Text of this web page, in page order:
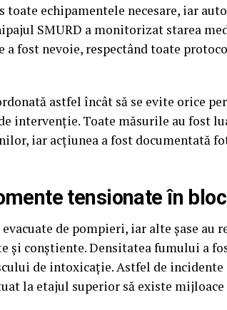
toate echipamentele necesare, iar
SMURD a monitorizat starea
a fost nevoie, respectând toate
astfel încât să se evite orice
intervenţie. Toate măsurile au fost
iar acţiunea a fost documentată
tensionate în bloc
de pompieri, iar alte șase au
și conștiente. Densitatea fumului a
de intoxicație. Astfel de
la etajul superior să existe mijloace